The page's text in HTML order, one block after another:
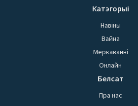
Катэгорыі
Навіны
Вайна
Меркаванні
Онлайн
Белсат
Пра нас